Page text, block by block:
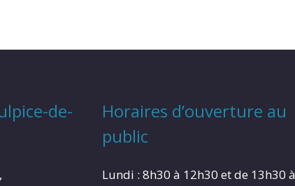
de-
Horaires d’ouverture au
public
Lundi : 8h30 à 12h30 et de 13h30 à